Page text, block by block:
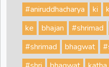
#aniruddhacharya
ki
ke
bhajan #shrimad
#shrimad
bhagwat